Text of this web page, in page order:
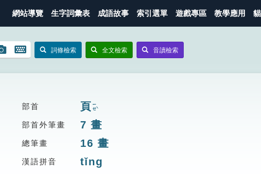
網站導覽 生字詞彙表 成語故事 索引選單 遊戲專區 教學應用
圖
搜
開
鍵
示
詞條檢索 全文檢索 音讀檢索
部首 頁ㄧㄝˋ
部首外筆畫 7 畫
總筆畫 16 畫
漢語拼音 tǐng